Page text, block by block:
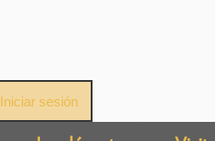
Iniciar sesión